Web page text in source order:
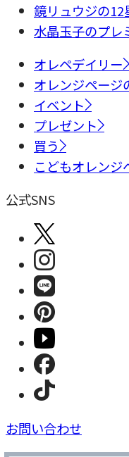
鏡リュウジの12
水晶玉子のプレ
オレペデイリー
オレンジページ
イベント
プレゼント
買う
こどもオレンジ
公式SNS
お問い合わせ